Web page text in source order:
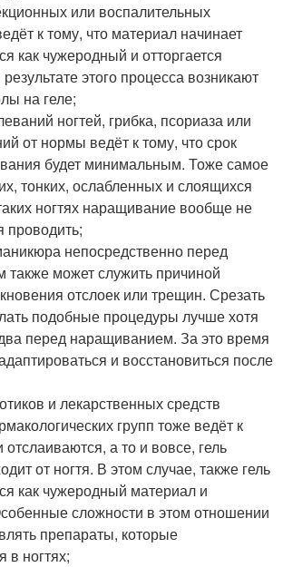
или воспалительных
к тому, что материал начинает
как чужеродный и отторгается
этого процесса возникают
на геле;
ногтей, грибка, псориаза или
от нормы ведёт к тому, что срок
будет минимальным. Тоже самое
тонких, ослабленных и слоящихся
ногтях наращивание вообще не
проводить;
непосредственно перед
может служить причиной
отслоек или трещин. Срезать
подобные процедуры лучше хотя
перед наращиванием. За это время
и восстановиться после
и лекарственных средств
групп тоже ведёт к
отслаиваются, а то и вовсе, гель
от ногтя. В этом случае, также гель
как чужеродный материал и
сложности в этом отношении
препараты, которые
в ногтях;